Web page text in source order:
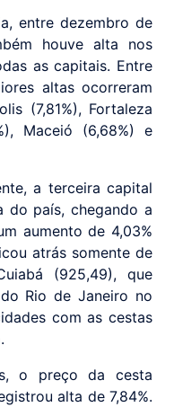
entre dezembro de
houve alta nos
as capitais. Entre
altas ocorreram
(7,81%), Fortaleza
Maceió (6,68%) e
a terceira capital
do país, chegando a
aumento de 4,03%
atrás somente de
(925,49), que
Rio de Janeiro no
com as cestas
o preço da cesta
alta de 7,84%.